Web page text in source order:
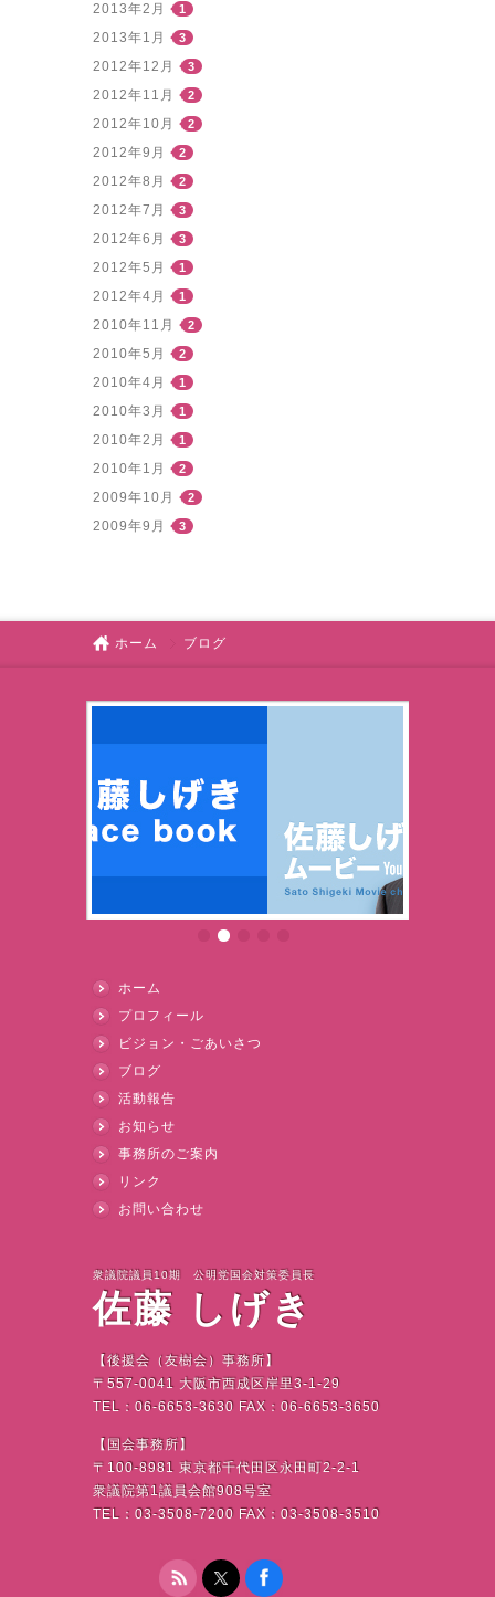
2013年2月 1
2013年1月 3
2012年12月 3
2012年11月 2
2012年10月 2
2012年9月 2
2012年8月 2
2012年7月 3
2012年6月 3
2012年5月 1
2012年4月 1
2010年11月 2
2010年5月 2
2010年4月 1
2010年3月 1
2010年2月 1
2010年1月 2
2009年10月 2
2009年9月 3
ホーム ブログ
ホーム
プロフィール
ビジョン・ごあいさつ
ブログ
活動報告
お知らせ
事務所のご案内
リンク
お問い合わせ
衆議院議員10期 公明党国会対策委員長
佐藤 しげき
【後援会（友樹会）事務所】
〒 557-0041 大阪市西成区岸里3-1-29
TEL ： 06-6653-3630 FAX ： 06-6653-3650
【国会事務所】
〒 100-8981 東京都千代田区永田町2-2-1
衆議院第1議員会館908号室
TEL ： 03-3508-7200 FAX ： 03-3508-3510